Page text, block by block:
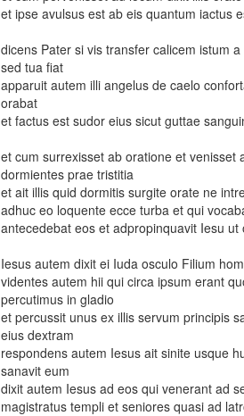
et ipse avulsus est ab eis quantum iactus
dicens Pater si vis transfer calicem istum
sed tua fiat
apparuit autem illi angelus de caelo
orabat
et factus est sudor eius sicut guttae
et cum surrexisset ab oratione et venisset
dormientes prae tristitia
et ait illis quid dormitis surgite orate ne
adhuc eo loquente ecce turba et qui
antecedebat eos et adpropinquavit Iesu ut
Iesus autem dixit ei Iuda osculo Filium
videntes autem hii qui circa ipsum erant
percutimus in gladio
et percussit unus ex illis servum principis
eius dextram
respondens autem Iesus ait sinite usque
sanavit eum
dixit autem Iesus ad eos qui venerant ad
magistratus templi et seniores quasi ad